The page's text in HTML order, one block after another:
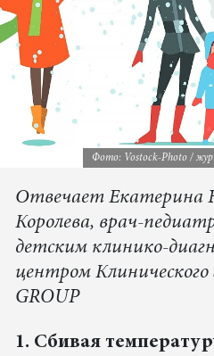
Фото: Vostock-Photo /
Отвечает Екатерина
Королева, врач-
детским клинико-
центром
GROUP
1. Сбивая